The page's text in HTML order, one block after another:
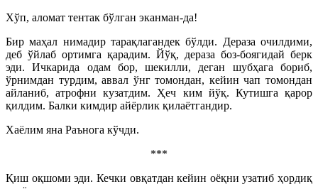
Хўп, аломат тентак бўлган эканман-да!
Бир маҳал нимадир тарақлагандек бўлди. Дераза очилдими,
деб ўйлаб ортимга қарадим. Йўқ, дераза боз-боягидай берк
эди. Ичкарида одам бор, шекилли, деган шубҳага бориб,
ўрнимдан турдим, аввал ўнг томондан, кейин чап томондан
айланиб, атрофни кузатдим. Ҳеч ким йўқ. Кутишга қарор
қилдим. Балки кимдир айёрлик қилаётгандир.
Хаёлим яна Раънога кўчди.
***
Қиш оқшоми эди. Кечки овқатдан кейин оёқни узатиб ҳордиқ